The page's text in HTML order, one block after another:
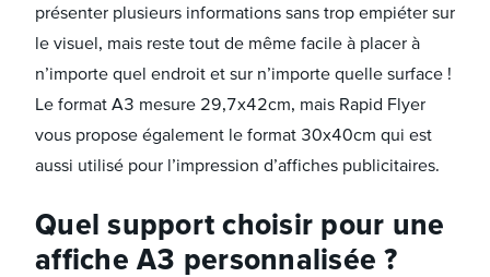
présenter plusieurs informations sans trop empiéter sur
le visuel, mais reste tout de même facile à placer à
n’importe quel endroit et sur n’importe quelle surface !
Le format A3 mesure 29,7x42cm, mais Rapid Flyer
vous propose également le format 30x40cm qui est
aussi utilisé pour l’impression d’affiches publicitaires.
Quel support choisir pour une
affiche A3 personnalisée ?